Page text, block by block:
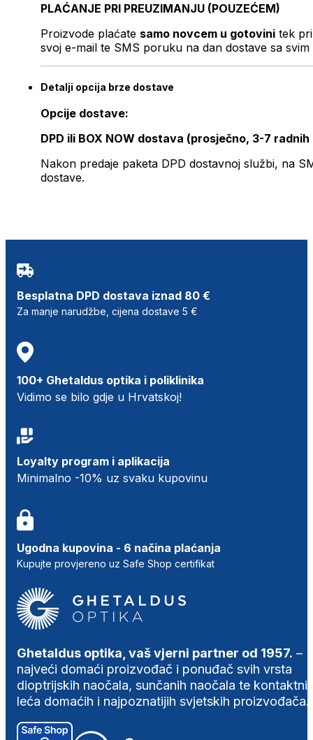
PLAĆANJE PRI PREUZIMANJU (POUZEĆEM)
Proizvode plaćate samo novcem u gotovini tek
svoj e-mail te SMS poruku na dan dostave sa svim
Detalji opcija brze dostave
Opcije dostave:
DPD ili BOX NOW dostava (prosječno, 3-7 radnih
Nakon predaje paketa DPD dostavnoj službi, na
dostave.
Besplatna DPD dostava iznad 80 €
Za manje narudžbe, cijena dostave 5 €
100+ Ghetaldus optika i poliklinika
Vidimo se bilo gdje u Hrvatskoj!
Loyalty program i aplikacija
Minimalno -10% uz svaku kupovinu
Ugodna kupovina - 6 načina plaćanja
Kupujte provjereno uz Safe Shop certifikat
Ghetaldus optika, vaš vjerni partner od 1957. –
najveći domaći proizvođač i ponuđač svih vrsta
dioptrijskih naočala, sunčanih naočala te
leća domaćih i najpoznatijih svjetskih proizvođača.